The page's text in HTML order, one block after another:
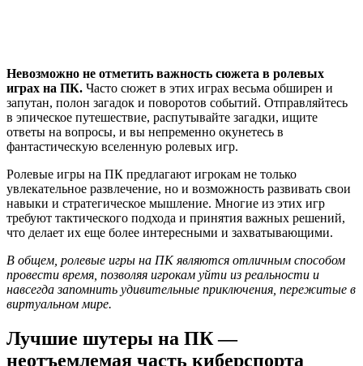
Невозможно не отметить важность сюжета в ролевых
играх на ПК. Часто сюжет в этих играх весьма обширен и
запутан, полон загадок и поворотов событий. Отправляйтесь
в эпическое путешествие, распутывайте загадки, ищите
ответы на вопросы, и вы непременно окунетесь в
фантастическую вселенную ролевых игр.
Ролевые игры на ПК предлагают игрокам не только
увлекательное развлечение, но и возможность развивать свои
навыки и стратегическое мышление. Многие из этих игр
требуют тактического подхода и принятия важных решений,
что делает их еще более интересными и захватывающими.
В общем, ролевые игры на ПК являются отличным способом
провести время, позволяя игрокам уйти из реальности и
навсегда запомнить удивительные приключения, пережитые в
виртуальном мире.
Лучшие шутеры на ПК —
неотъемлемая часть киберспорта